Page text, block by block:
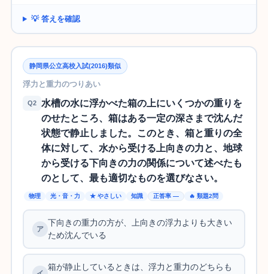
💡 答えを確認
静岡県公立高校入試(2016)類似
浮力と重力のつりあい
Q2
水槽の水に浮かべた箱の上にいくつかの重りを
のせたところ、箱はある一定の深さまで沈んだ
状態で静止しました。このとき、箱と重りの全
体に対して、水から受ける上向きの力と、地球
から受ける下向きの力の関係について述べたも
のとして、最も適切なものを選びなさい。
物理 光・音・力 ★ やさしい 知識 正答率 — 🔥 類題2問
下向きの重力の方が、上向きの浮力よりも大きい
ため沈んでいる
箱が静止しているときは、浮力と重力のどちらも